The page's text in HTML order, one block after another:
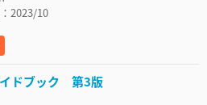
2023/10
ドブック 第3版